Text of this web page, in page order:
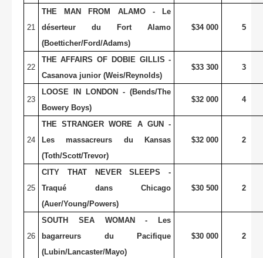
21
THE MAN FROM ALAMO - Le
déserteur du Fort Alamo
(Boetticher/Ford/Adams)
$34 000 5
22
THE AFFAIRS OF DOBIE GILLIS -
Casanova junior (Weis/Reynolds)
$33 300 3
23
LOOSE IN LONDON - (Bends/The
Bowery Boys)
$32 000 4
24
THE STRANGER WORE A GUN -
Les massacreurs du Kansas
(Toth/Scott/Trevor)
$32 000 2
25
CITY THAT NEVER SLEEPS -
Traqué dans Chicago
(Auer/Young/Powers)
$30 500 2
26
SOUTH SEA WOMAN - Les
bagarreurs du Pacifique
(Lubin/Lancaster/Mayo)
$30 000 2